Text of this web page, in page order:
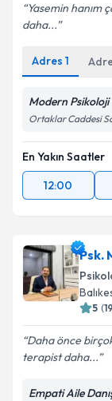
Yasemin hanım
daha...
Adres 1
Modern Psikoloji
Ortaklar Caddesi
En Yakın Saatler
12:00
Psk.
5 (19
Daha önce
terapist daha...
Empati Aile